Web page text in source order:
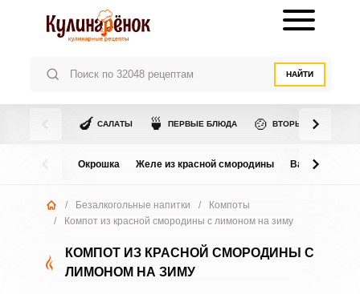
НАЙТИ
🍆 САЛАТЫ 🍵 ПЕРВЫЕ БЛЮДА 🍲 ВТОРЫЕ БЛЮДА
Окрошка Желе из красной смородины Варенье из
/ Безалкогольные напитки /
Компоты
/
Компот из красной смородины с лимоном на зиму
КОМПОТ ИЗ КРАСНОЙ СМОРОДИНЫ С
ЛИМОНОМ НА ЗИМУ